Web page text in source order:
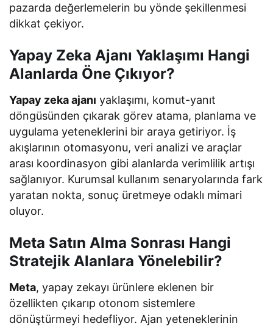
pazarda değerlemelerin bu yönde şekillenmesi
dikkat çekiyor.
Yapay Zeka Ajanı Yaklaşımı Hangi
Alanlarda Öne Çıkıyor?
Yapay zeka ajanı yaklaşımı, komut-yanıt
döngüsünden çıkarak görev atama, planlama ve
uygulama yeteneklerini bir araya getiriyor. İş
akışlarının otomasyonu, veri analizi ve araçlar
arası koordinasyon gibi alanlarda verimlilik artışı
sağlanıyor. Kurumsal kullanım senaryolarında fark
yaratan nokta, sonuç üretmeye odaklı mimari
oluyor.
Meta Satın Alma Sonrası Hangi
Stratejik Alanlara Yönelebilir?
Meta, yapay zekayı ürünlere eklenen bir
özellikten çıkarıp otonom sistemlere
dönüştürmeyi hedefliyor. Ajan yeteneklerinin